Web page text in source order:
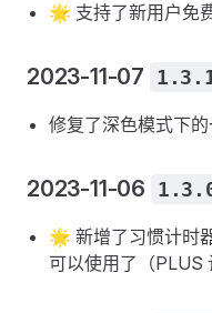
🌟 支持了新用户免
2023-11-07
修复了深色模式下
2023-11-06
🌟 新增了习惯计时
可以使用了（PLUS